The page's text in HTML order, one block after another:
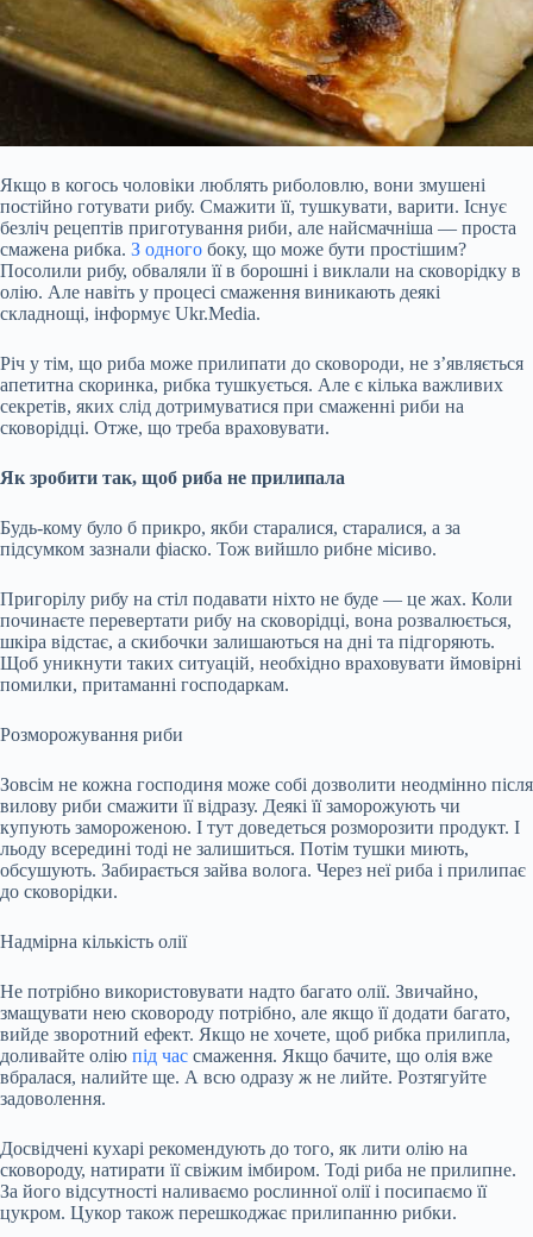
Якщо в когось чоловіки люблять риболовлю, вони змушені
постійно готувати рибу. Смажити її, тушкувати, варити. Існує
безліч рецептів приготування риби, але найсмачніша — проста
смажена рибка. З одного боку, що може бути простішим?
Посолили рибу, обваляли її в борошні і виклали на сковорідку в
олію. Але навіть у процесі смаження виникають деякі
складнощі, інформує Ukr.Media.
Річ у тім, що риба може прилипати до сковороди, не з’являється
апетитна скоринка, рибка тушкується. Але є кілька важливих
секретів, яких слід дотримуватися при смаженні риби на
сковорідці. Отже, що треба враховувати.
Як зробити так, щоб риба не прилипала
Будь-кому було б прикро, якби старалися, старалися, а за
підсумком зазнали фіаско. Тож вийшло рибне місиво.
Пригорілу рибу на стіл подавати ніхто не буде — це жах. Коли
починаєте перевертати рибу на сковорідці, вона розвалюється,
шкіра відстає, а скибочки залишаються на дні та підгоряють.
Щоб уникнути таких ситуацій, необхідно враховувати ймовірні
помилки, притаманні господаркам.
Розморожування риби
Зовсім не кожна господиня може собі дозволити неодмінно після
вилову риби смажити її відразу. Деякі її заморожують чи
купують замороженою. І тут доведеться розморозити продукт. І
льоду всередині тоді не залишиться. Потім тушки миють,
обсушують. Забирається зайва волога. Через неї риба і прилипає
до сковорідки.
Надмірна кількість олії
Не потрібно використовувати надто багато олії. Звичайно,
змащувати нею сковороду потрібно, але якщо її додати багато,
вийде зворотний ефект. Якщо не хочете, щоб рибка прилипла,
доливайте олію під час смаження. Якщо бачите, що олія вже
вбралася, налийте ще. А всю одразу ж не лийте. Розтягуйте
задоволення.
Досвідчені кухарі рекомендують до того, як лити олію на
сковороду, натирати її свіжим імбиром. Тоді риба не прилипне.
За його відсутності наливаємо рослинної олії і посипаємо її
цукром. Цукор також перешкоджає прилипанню рибки.